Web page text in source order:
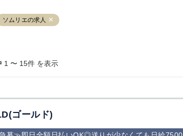
ソムリエの求人
1 〜 15件 を表示
ゴールド)
赤坂
（北
学芸大学
「赤羽駅」から
徒歩2分 ②東
京メトロ南北線
宿